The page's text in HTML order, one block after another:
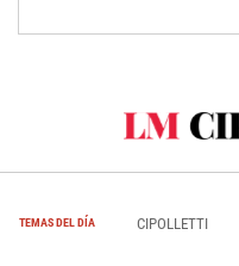
TEMAS DEL DÍA CIPOLLETTI